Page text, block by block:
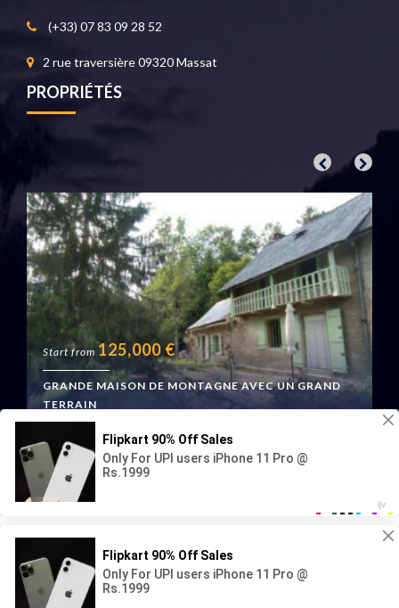
(+33) 07 83 09 28 52
2 rue traversière 09320 Massat
PROPRIÉTÉS
Start from 125,000 €
GRANDE MAISON DE MONTAGNE AVEC UN GRAND
TERRAIN
Boussenac, France